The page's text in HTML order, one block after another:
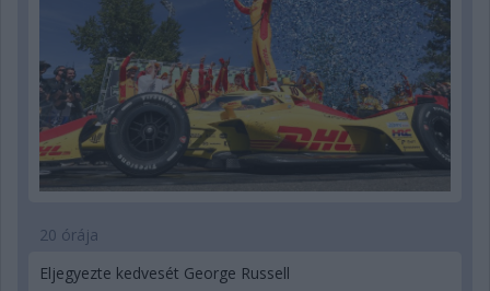
20 órája
Eljegyezte kedvesét George Russell